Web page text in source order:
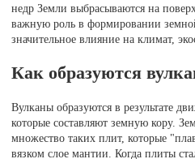
недр Земли выбрасываются на
важную роль в формировании
значительное влияние на климат,
Как образуются
Вулканы образуются в результате
которые составляют земную кору.
множество таких плит, которые
вязком слое мантии. Когда плиты